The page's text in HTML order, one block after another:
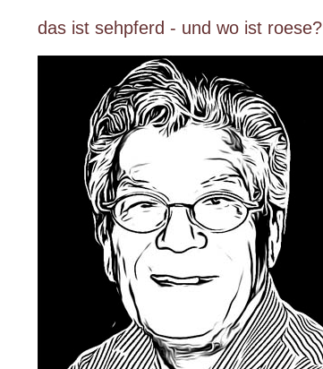
das ist sehpferd - und wo ist roese?